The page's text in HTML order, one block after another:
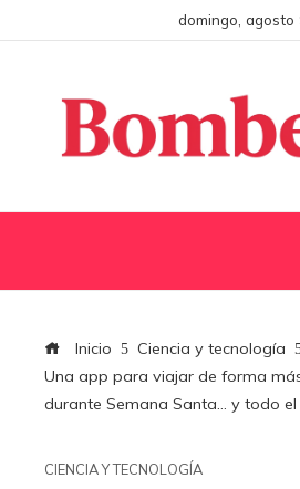
domingo, agosto
Inicio
Ciencia y tecnología
Una app para viajar de forma
durante Semana Santa… y todo el
CIENCIA Y TECNOLOGÍA